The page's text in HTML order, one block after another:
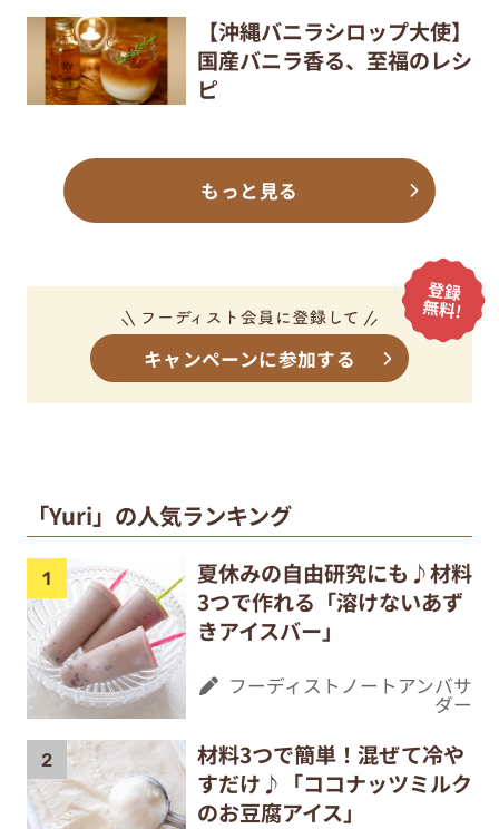
【沖縄バニラシロップ大使】
国産バニラ香る、至福のレシ
ピ
もっと見る
キャンペーンに参加する
「Yuri」の人気ランキング
夏休みの自由研究にも♪材料
3つで作れる「溶けないあず
きアイスバー」
フーディストノートアンバサ
ダー
材料3つで簡単！混ぜて冷や
すだけ♪「ココナッツミルク
のお豆腐アイス」